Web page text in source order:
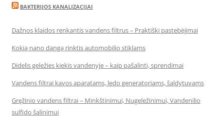
BAKTERIJOS KANALIZACIJAI
Dažnos klaidos renkantis vandens filtrus – Praktiški pastebėjimai
Kokią nano dangą rinktis automobilio stiklams
Didelis geležies kiekis vandenyje – kaip pašalinti, sprendimai
Vandens filtrai kavos aparatams, ledo generatoriams, šaldytuvams
Gręžinio vandens filtrai – Minkštinimui, Nugeležinimui, Vandenilio
sulfido šalinimui